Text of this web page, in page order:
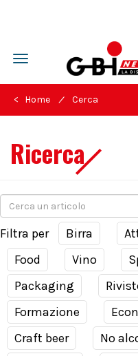
Toggle
navigation
< Home / Cerca
Ricerca
Filtra per Birra
Food
Vino
Packaging
Formazione
Craft beer
No